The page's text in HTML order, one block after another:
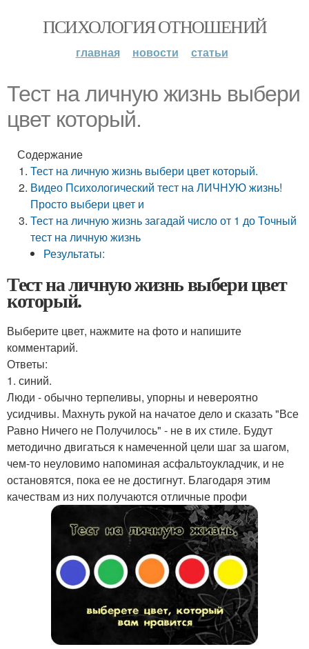
ПСИХОЛОГИЯ ОТНОШЕНИЙ
главная новости статьи
Тест на личную жизнь выбери
цвет который.
Содержание
Тест на личную жизнь выбери цвет который.
Видео Психологический тест на ЛИЧНУЮ жизнь!
Просто выбери цвет и
Тест на личную жизнь загадай число от 1 до Точный
тест на личную жизнь
Результаты:
Тест на личную жизнь выбери цвет
который.
Выберите цвет, нажмите на фото и напишите
комментарий.
Ответы:
1. синий.
Люди - обычно терпеливы, упорны и невероятно
усидчивы. Махнуть рукой на начатое дело и сказать "Все
Равно Ничего не Получилось" - не в их стиле. Будут
методично двигаться к намеченной цели шаг за шагом,
чем-то неуловимо напоминая асфальтоукладчик, и не
остановятся, пока ее не достигнут. Благодаря этим
качествам из них получаются отличные профи